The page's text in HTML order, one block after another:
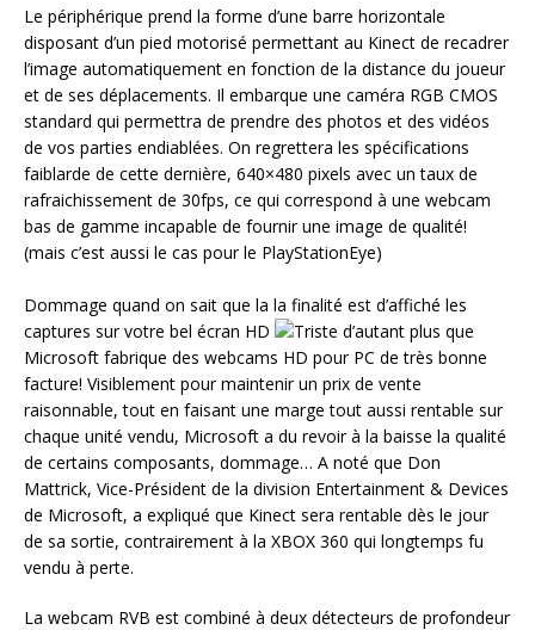
Le périphérique prend la forme d’une barre horizontale
disposant d’un pied motorisé permettant au Kinect de recadrer
l’image automatiquement en fonction de la distance du joueur
et de ses déplacements. Il embarque une caméra RGB CMOS
standard qui permettra de prendre des photos et des vidéos
de vos parties endiablées. On regrettera les spécifications
faiblarde de cette dernière, 640×480 pixels avec un taux de
rafraichissement de 30fps, ce qui correspond à une webcam
bas de gamme incapable de fournir une image de qualité!
(mais c’est aussi le cas pour le PlayStationEye)
Dommage quand on sait que la la finalité est d’affiché les
captures sur votre bel écran HD
d’autant plus que
Microsoft fabrique des webcams HD pour PC de très bonne
facture! Visiblement pour maintenir un prix de vente
raisonnable, tout en faisant une marge tout aussi rentable sur
chaque unité vendu, Microsoft a du revoir à la baisse la qualité
de certains composants, dommage… A noté que Don
Mattrick, Vice-Président de la division Entertainment & Devices
de Microsoft, a expliqué que Kinect sera rentable dès le jour
de sa sortie, contrairement à la XBOX 360 qui longtemps fu
vendu à perte.
La webcam RVB est combiné à deux détecteurs de profondeur